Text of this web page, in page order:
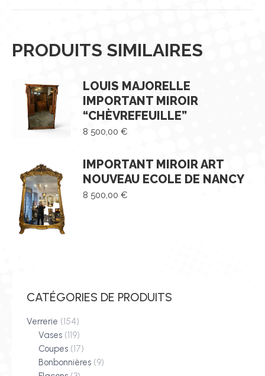
PRODUITS SIMILAIRES
LOUIS MAJORELLE
IMPORTANT MIROIR
“CHÈVREFEUILLE”
8 500,00 €
IMPORTANT MIROIR ART
NOUVEAU ECOLE DE NANCY
8 500,00 €
CATÉGORIES DE PRODUITS
Verrerie (154)
Vases (119)
Coupes (17)
Bonbonnières (9)